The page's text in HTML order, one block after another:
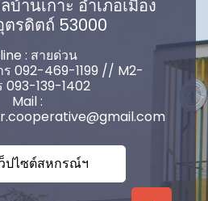
านเกาะ อำเภอเมือง
ตรดิตถ์ 53000
: สายด่วน
092-469-1199 // M2-
093-139-1402
Mail :
ว็ปไซต์สหกรณ์ฯ